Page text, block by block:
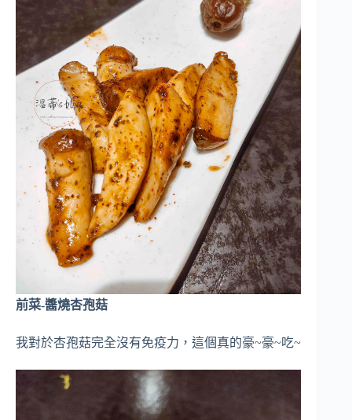
前菜-醬燒杏孢菇
我對於杏孢菇完全沒有免疫力，這個真的豪~豪~吃~